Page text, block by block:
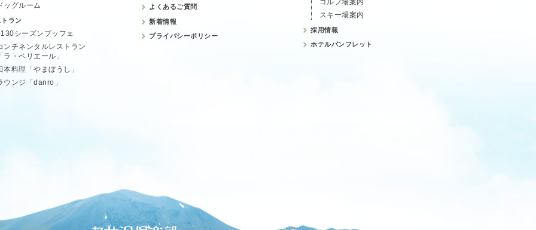
ッグルーム
トラン
シーズンブッフェ
ンチネンタルレストラン
ラ・ベリエール」
本料理「やまぼうし」
ウンジ「danro」
よくあるご質問
新着情報
プライバシーポリシー
ゴルフ場案内
スキー場案内
採用情報
ホテルパンフレット